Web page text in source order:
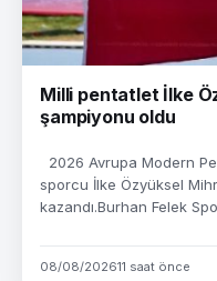
Milli pentatlet İlke
şampiyonu oldu
2026 Avrupa Modern
sporcu İlke Özyüksel
kazandı.Burhan Felek
08/08/202611 saat önce